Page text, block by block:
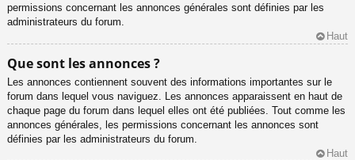
permissions concernant les annonces générales sont définies par les
administrateurs du forum.
Haut
Que sont les annonces ?
Les annonces contiennent souvent des informations importantes sur le
forum dans lequel vous naviguez. Les annonces apparaissent en haut de
chaque page du forum dans lequel elles ont été publiées. Tout comme les
annonces générales, les permissions concernant les annonces sont
définies par les administrateurs du forum.
Haut